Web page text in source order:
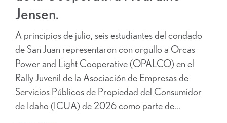
Jensen.
A principios de julio, seis estudiantes del condado
de San Juan representaron con orgullo a Orcas
Power and Light Cooperative (OPALCO) en el
Rally Juvenil de la Asociación de Empresas de
Servicios Públicos de Propiedad del Consumidor
de Idaho (ICUA) de 2026 como parte de...